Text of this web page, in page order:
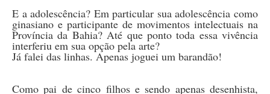
E a adolescência? Em particular sua adolescência como
ginasiano e participante de movimentos intelectuais na
Província da Bahia? Até que ponto toda essa vivência
interferiu em sua opção pela arte?
Já falei das linhas. Apenas joguei um barandão!
Como pai de cinco filhos e sendo apenas desenhista,